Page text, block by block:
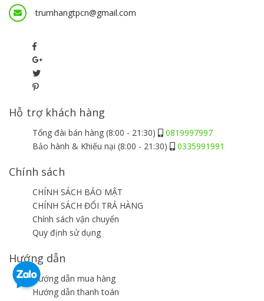
trumhangtpcn@gmail.com
Hỗ trợ khách hàng
Tổng đài bán hàng (8:00 - 21:30)
0819997997
Bảo hành & Khiếu nại (8:00 - 21:30)
0335991991
Chính sách
CHÍNH SÁCH BẢO MẬT
CHÍNH SÁCH ĐỔI TRẢ HÀNG
Chính sách vận chuyển
Quy định sử dụng
Hướng dẫn
Hướng dẫn mua hàng
Hướng dẫn thanh toán